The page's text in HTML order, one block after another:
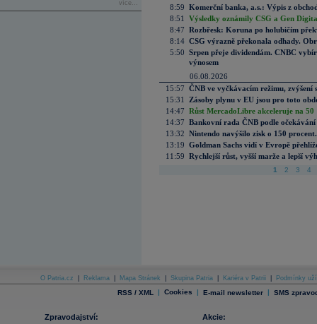
více...
8:59 Komerční banka, a.s.: Výpis z
8:51
Výsledky oznámily CSG a Gen
8:47 Rozbřesk: Koruna po holubičím
8:14 CSG výrazně překonala odhady.
5:50 Srpen přeje dividendám. CNBC
výnosem
06.08.2026
15:57 ČNB ve vyčkávacím režimu, zvýšení
15:31
Zásoby plynu v EU jsou pro toto
14:47 Růst MercadoLibre akceleruje na
14:37 Bankovní rada ČNB podle
13:32 Nintendo navýšilo zisk o 150
13:19 Goldman Sachs vidí v Evropě
11:59 Rychlejší růst, vyšší marže a lepší
1 2 3 4
O Patria.cz Reklama Mapa Stránek Skupina Patria Kariéra v Patrii Podmínky
RSS / XML | Cookies | E-mail newsletter | SMS
Zpravodajství:
Akcie: